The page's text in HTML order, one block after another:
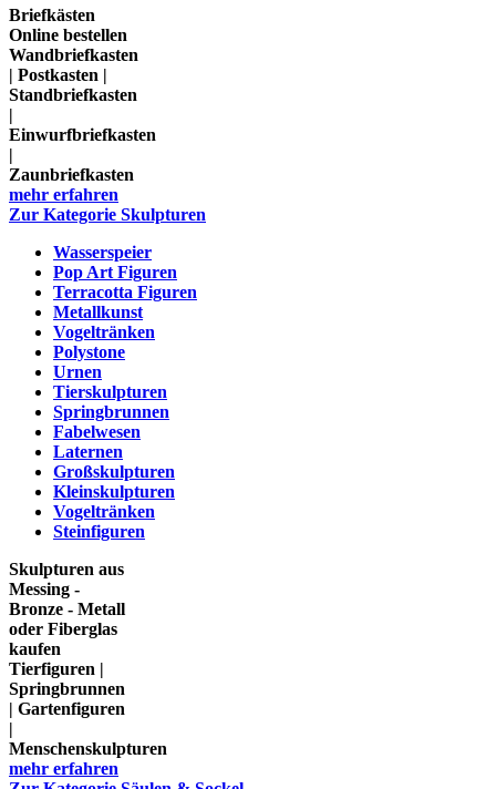
Briefkästen
Online bestellen
Wandbriefkasten
| Postkasten |
Standbriefkasten
|
Einwurfbriefkasten
|
Zaunbriefkasten
mehr erfahren
Zur Kategorie Skulpturen
Wasserspeier
Pop Art Figuren
Terracotta Figuren
Metallkunst
Vogeltränken
Polystone
Urnen
Tierskulpturen
Springbrunnen
Fabelwesen
Laternen
Großskulpturen
Kleinskulpturen
Vogeltränken
Steinfiguren
Skulpturen aus
Messing -
Bronze - Metall
oder Fiberglas
kaufen
Tierfiguren |
Springbrunnen
| Gartenfiguren
|
Menschenskulpturen
mehr erfahren